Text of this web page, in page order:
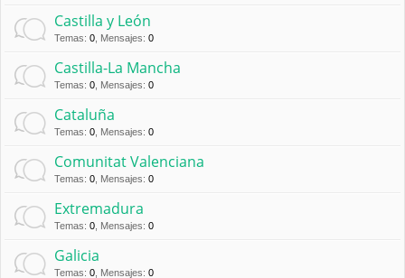
Castilla y León
Temas: 0 Mensajes: 0
Castilla-La Mancha
Temas: 0 Mensajes: 0
Cataluña
Temas: 0 Mensajes: 0
Comunitat Valenciana
Temas: 0 Mensajes: 0
Extremadura
Temas: 0 Mensajes: 0
Galicia
Temas: 0 Mensajes: 0